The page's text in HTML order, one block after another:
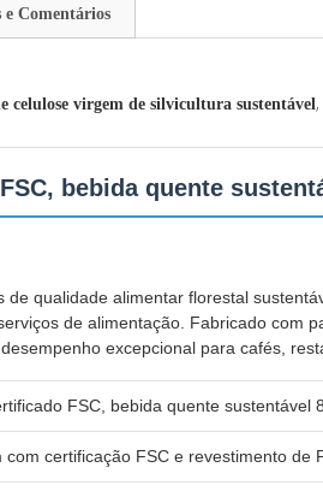
e Comentários
celulose virgem de silvicultura sustentável,
bebida quente
qualidade alimentar florestal
de alimentação. Fabricado com
excepcional para cafés,
FSC, bebida quente
certificação FSC e revestimento